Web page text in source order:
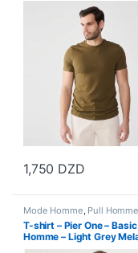
1,750 DZD
Ce produit a
Mode Homme, Pull Homme
Vetements Homme
T-shirt – Pier One – Basic
Homme – Light Grey